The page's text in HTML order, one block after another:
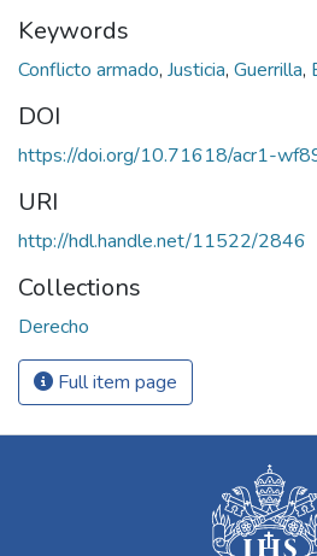
Keywords
Conflicto armado, Justicia, Guerrilla,
DOI
https://doi.org/10.71618/acr1-
URI
http://hdl.handle.net/11522/2846
Collections
Derecho
Full item page